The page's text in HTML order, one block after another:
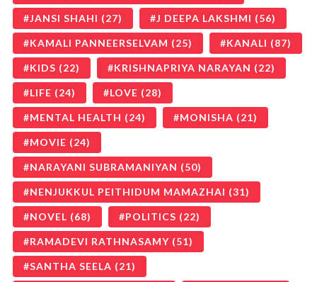
JANSI SHAHI (27) J DEEPA LAKSHMI (56)
KAMALI PANNEERSELVAM (25) KANALI (87)
KIDS (22) KRISHNAPRIYA NARAYAN (22)
LIFE (24) LOVE (28)
MENTAL HEALTH (24) MONISHA (21)
MOVIE (24)
NARAYANI SUBRAMANIYAN (50)
NENJUKKUL PEITHIDUM MAMAZHAI (31)
NOVEL (68) POLITICS (22)
RAMADEVI RATHNASAMY (51)
SANTHA SEELA (21)